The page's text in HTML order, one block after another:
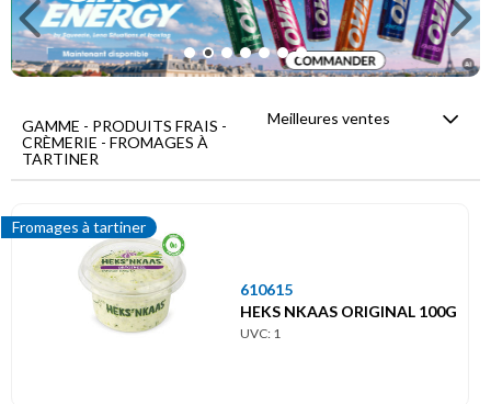
Déstockage
Menu
principal
frais
Fromages
GAMME - PRODUITS FRAIS -
CRÈMERIE - FROMAGES À
TARTINER
Meilleures ventes
Fromages à tartiner
610615
HEKS NKAAS ORIGINAL 100G
UVC: 1